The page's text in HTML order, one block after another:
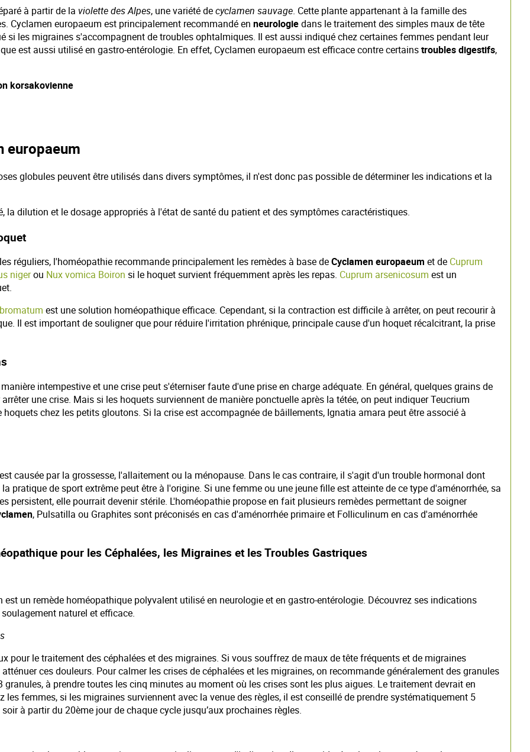
à partir de la violette des Alpes, une variété decyclamen sauvage. Cette plante appartenant à la famille des
Cyclamen europaeum est principalement recommandé en neurologiedans le traitement des simples maux de tête
si les migraines s'accompagnent de troubles ophtalmiques. Il est aussi indiqué chez certaines femmes pendant leur
est aussi utilisé en gastro-entérologie. En effet, Cyclamen europaeum est efficace contre certainstroubles digestifs,
korsakovienne
europaeum
globules peuvent être utilisés dans divers symptômes, il n'est donc pas possible de déterminer les indications et la
dilution et le dosage appropriés à l'état de santé du patient et des symptômes caractéristiques.
réguliers, l'homéopathie recommande principalement les remèdes à base deCyclamen europaeum et de Cuprum
nigerou Nux vomica Boiron si le hoquet survient fréquemment après les repas. Cuprum arsenicosum est un
est une solution homéopathique efficace. Cependant, si la contraction est difficile à arrêter, on peut recourir à
Il est important de souligner que pour réduire l'irritation phrénique, principale cause d'un hoquet récalcitrant, la prise
intempestive et une crise peut s'éterniser faute d'une prise en charge adéquate. En général, quelques grains de
une crise. Mais si les hoquets surviennent de manière ponctuelle après la tétée, on peut indiquer Teucrium
chez les petits gloutons. Si la crise est accompagnée de bâillements, Ignatia amara peut être associé à
causée par la grossesse, l'allaitement ou la ménopause. Dans le cas contraire, il s'agit d'un trouble hormonal dont
pratique de sport extrême peut être à l'origine. Si une femme ou une jeune fille est atteinte de ce type d'aménorrhée, sa
persistent, elle pourrait devenir stérile. L'homéopathie propose en fait plusieurs remèdes permettant de soigner
, Pulsatilla ou Graphites sont préconisés en cas d'aménorrhée primaire et Folliculinum en cas d'aménorrhée
pour les Céphalées, les Migraines et les Troubles Gastriques
un remède homéopathique polyvalent utilisé en neurologie et en gastro-entérologie. Découvrez ses indications
naturel et efficace.
pour le traitement des céphalées et des migraines. Si vous souffrez de maux de tête fréquents et de migraines
ces douleurs. Pour calmer les crises de céphalées et les migraines, on recommande généralement des granules
granules, à prendre toutes les cinq minutes au moment où les crises sont les plus aigues. Le traitement devrait en
femmes, si les migraines surviennent avec la venue des règles, il est conseillé de prendre systématiquement 5
à partir du 20ème jour de chaque cycle jusqu’aux prochaines règles.